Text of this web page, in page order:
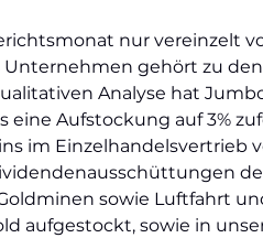
nur vereinzelt
Unternehmen gehört zu
Analyse hat
eine Aufstockung auf 3%
im Einzelhandelsvertrieb
sowie Luftfahrt
aufgestockt, sowie in